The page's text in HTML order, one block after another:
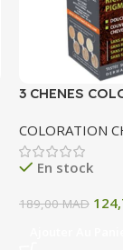
3 CHENES
A BLOND CLAIR
COLORATION
En stock
189,00MAD